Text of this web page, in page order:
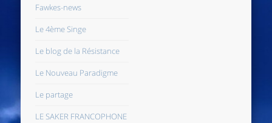
Fawkes-news
Le 4ème Singe
Le blog de la Résistance
Le Nouveau Paradigme
Le partage
LE SAKER FRANCOPHONE